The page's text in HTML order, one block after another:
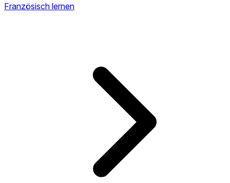
Französisch lernen